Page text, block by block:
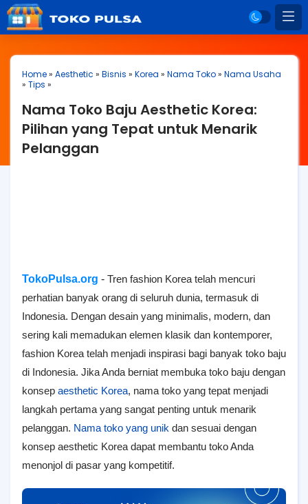
Home» Aesthetic » Bisnis » Korea » Nama Toko» Nama Usaha
» Tips »
Nama Toko Baju Aesthetic Korea:
Pilihan yang Tepat untuk Menarik
Pelanggan
TokoPulsa.org - Tren fashion Korea telah mencuri
perhatian banyak orang di seluruh dunia, termasuk di
Indonesia. Dengan desain yang minimalis, modern, dan
sering kali memadukan elemen klasik dan kontemporer,
fashion Korea telah menjadi inspirasi bagi banyak toko baju
di Indonesia. Jika Anda berniat membuka toko baju dengan
konsep aesthetic Korea, nama toko yang tepat menjadi
langkah pertama yang sangat penting untuk menarik
pelanggan. Nama toko yang unik dan sesuai dengan
konsep aesthetic Korea dapat membantu toko Anda
menonjol di pasar yang kompetitif.